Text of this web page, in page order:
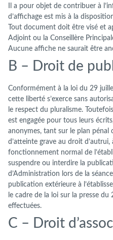
Il a pour objet de contribuer à
d’affichage est mis à la
Tout document doit être visé et
Adjoint ou la Conseillère
Aucune affiche ne saurait être
B – Droit de
Conformément à la loi du 29
cette liberté s’exerce sans
le respect du pluralisme.
est engagée pour tous leurs
anonymes, tant sur le plan pénal
d’atteinte grave au droit d’autrui,
fonctionnement normal de
suspendre ou interdire la
d’Administration lors de la
publication extérieure à
le cadre de la loi sur la presse
effectuées.
C – Droit